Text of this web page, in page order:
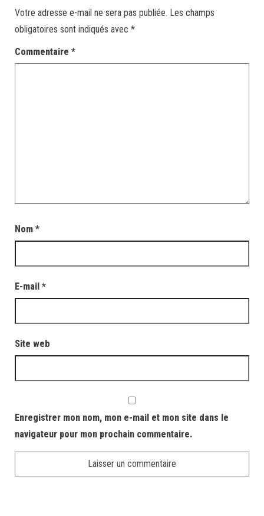
Votre adresse e-mail ne sera pas publiée. Les champs
obligatoires sont indiqués avec *
Commentaire *
Nom *
E-mail *
Site web
Enregistrer mon nom, mon e-mail et mon site dans le
navigateur pour mon prochain commentaire.